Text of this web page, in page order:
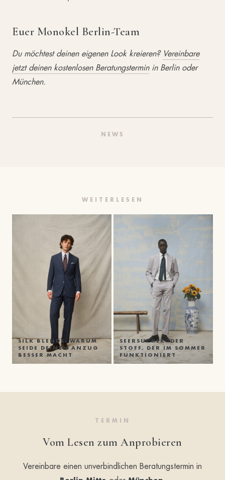
Euer Monokel Berlin-Team
Du möchtest deinen eigenen Look kreieren? Vereinbare
jetzt deinen kostenlosen Beratungsterminin Berlin oder
München.
NEWS
WEITERLESEN
SILK BLENDS: WARUM
SEIDE DEINEN ANZUG
BESSER MACHT
SEERSUCKER: DER
STOFF, DER IM SOMMER
FUNKTIONIERT
TERMIN
Vom Lesen zum Anprobieren
Vereinbare einen unverbindlichen Beratungstermin in